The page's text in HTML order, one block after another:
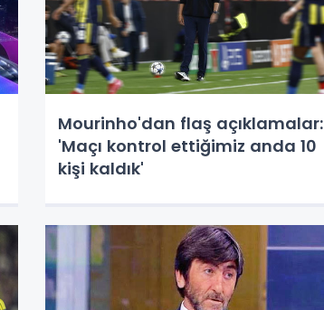
Mourinho'dan flaş açıklamalar:
'Maçı kontrol ettiğimiz anda 10
kişi kaldık'